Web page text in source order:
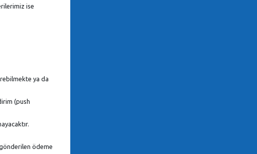
ise
ya da
(push
ödeme